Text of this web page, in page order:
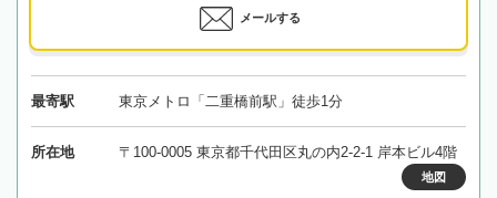
メールする
最寄駅 東京メトロ「二重橋前駅」徒歩1分
所在地 〒100-0005 東京都千代田区丸の内2-2-1 岸本ビル4階
地図